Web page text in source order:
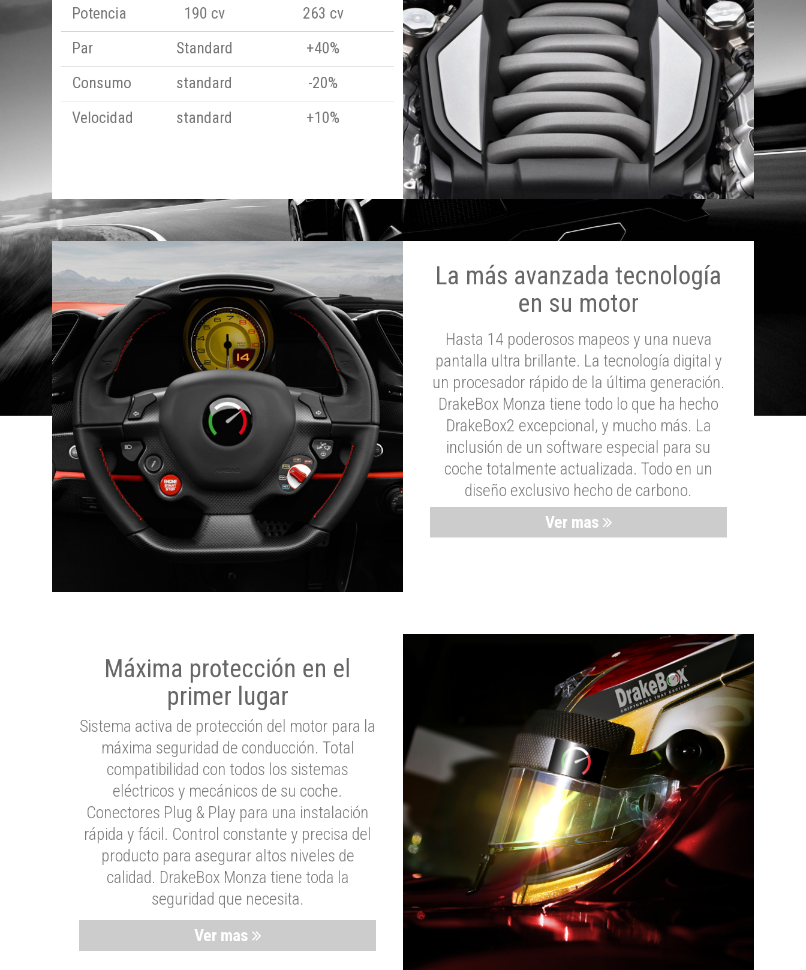
Potencia
190 cv
263 cv
Par
Standard
+40%
Consumo
standard
-20%
Velocidad
standard +10%
La más avanzada tecnología
en su motor
Hasta 14 poderosos mapeos y una nueva
pantalla ultra brillante. La tecnología digital y
un procesador rápido de la última generación.
DrakeBox Monza tiene todo lo que ha hecho
DrakeBox2 excepcional, y mucho más. La
inclusión de un software especial para su
coche totalmente actualizada. Todo en un
diseño exclusivo hecho de carbono.
Ver mas
Máxima protección en el
primer lugar
Sistema activa de protección del motor para la
máxima seguridad de conducción. Total
compatibilidad con todos los sistemas
eléctricos y mecánicos de su coche.
Conectores Plug & Play para una instalación
rápida y fácil. Control constante y precisa del
producto para asegurar altos niveles de
calidad. DrakeBox Monza tiene toda la
seguridad que necesita.
Ver mas